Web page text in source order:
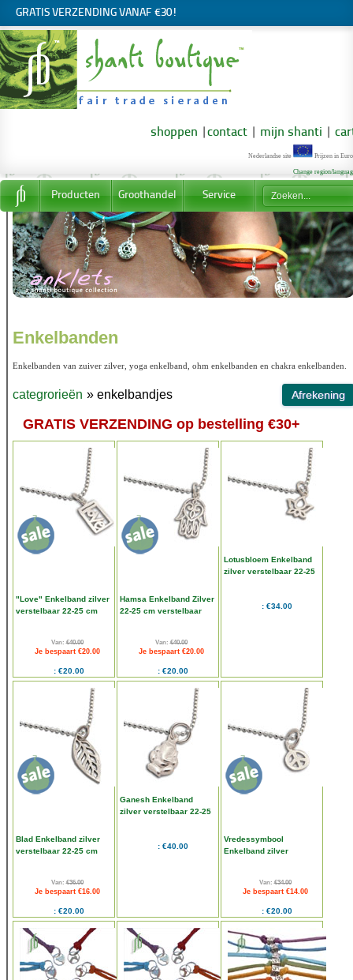
GRATIS VERZENDING VANAF €30!
shoppen contact mijn shanti
Nederlandse site Prijzen in
Change region/
Producten Groothandel Service
Enkelbanden
Enkelbanden van zuiver zilver, yoga enkelband, ohm enkelbanden en chakra enkelbanden.
categrorieën » enkelbandjes
GRATIS VERZENDING op bestelling €30+
"Love" Enkelband zilver
verstelbaar 22-25 cm
Van:€40.00
Je bespaart €20.00
€20.00
Hamsa Enkelband Zilver
22-25 cm verstelbaar
Van:€40.00
Je bespaart €20.00
€20.00
Lotusbloem Enkelband
zilver verstelbaar 22-25
€34.00
Blad Enkelband zilver
verstelbaar 22-25 cm
Van:€36.00
Je bespaart €16.00
€20.00
Ganesh Enkelband
zilver verstelbaar 22-25
€40.00
Vredessymbool
Enkelband zilver
Van:€34.00
Je bespaart €14.00
€20.00